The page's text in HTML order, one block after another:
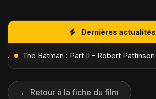
Dernières actualités
L'Âge de Glace : Le Réveil du Volcan – Manny, Sid et Diego de retour pour une aventure explosive
← Retour à la fiche du film